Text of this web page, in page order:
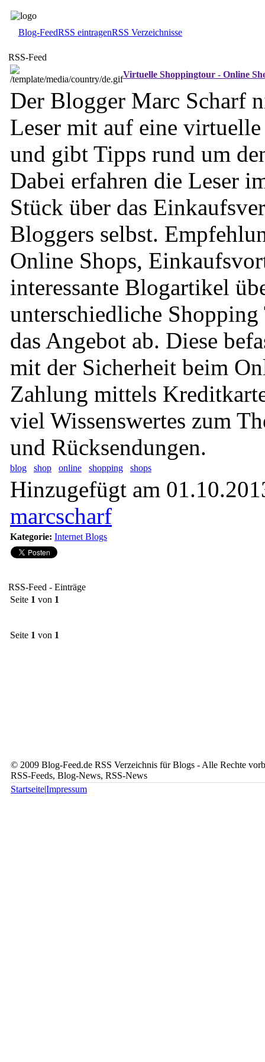
Blog-FeedRSS eintragenRSS Verzeichnisse
RSS-Feed
Virtuelle Shoppingtour - Online
Der Blogger Marc Scharf
Leser mit auf eine
und gibt Tipps rund um
Dabei erfahren die Leser
Stück über das
Bloggers selbst.
Online Shops,
interessante Blogartikel
unterschiedliche Shopping
das Angebot ab. Diese
mit der Sicherheit beim
Zahlung mittels
viel Wissenswertes zum
und Rücksendungen.
blog shop online shopping shops
Hinzugefügt am
marcscharf
Kategorie: Internet Blogs
RSS-Feed - Einträge
Seite 1 von 1
Seite 1 von 1
© 2009 Blog-Feed.de RSS Verzeichnis für Blogs - Alle Rechte
RSS-Feeds, Blog-News, RSS-News
Startseite|Impressum